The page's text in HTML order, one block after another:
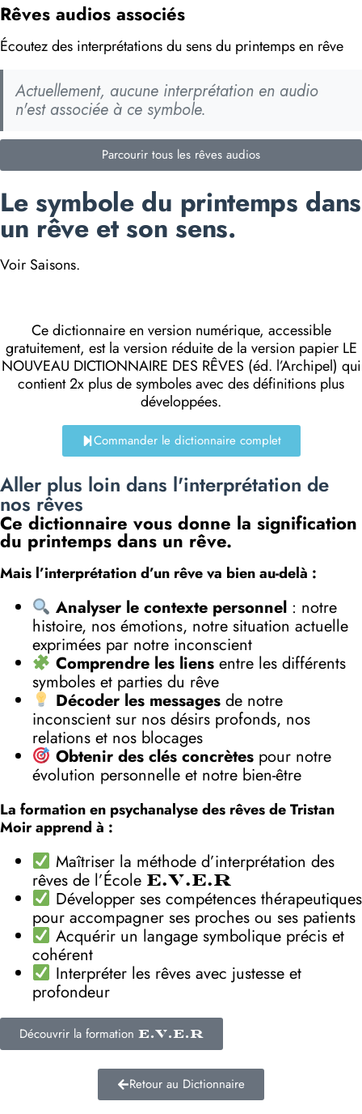
Rêves audios associés
Écoutez des interprétations du sens du printemps en rêve
Actuellement, aucune interprétation en audio
n'est associée à ce symbole.
Parcourir tous les rêves audios
Le symbole du printemps dans
un rêve et son sens.
Voir Saisons.
Ce dictionnaire en version numérique, accessible
gratuitement, est la version réduite de la version papier LE
NOUVEAU DICTIONNAIRE DES RÊVES (éd. l’Archipel) qui
contient 2x plus de symboles avec des définitions plus
développées.
Commander le dictionnaire complet
Aller plus loin dans l'interprétation de
nos rêves
Ce dictionnaire vous donne la signification
du printemps dans un rêve.
Mais l’interprétation d’un rêve va bien au-delà :
Analyser le contexte personnel: notre
histoire, nos émotions, notre situation actuelle
exprimées par notre inconscient
Comprendre les liensentre les différents
symboles et parties du rêve
Décoder les messagesde notre
inconscient sur nos désirs profonds, nos
relations et nos blocages
Obtenir des clés concrètespour notre
évolution personnelle et notre bien-être
La formation en psychanalyse des rêves de Tristan
Moir apprend à :
Maîtriser la méthode d’interprétation des
rêves de l’École E.V.E.R
Développer ses compétences thérapeutiques
pour accompagner ses proches ou ses patients
Acquérir un langage symbolique précis et
cohérent
Interpréter les rêves avec justesse et
profondeur
Découvrir la formation E.V.E.R
Retour au Dictionnaire